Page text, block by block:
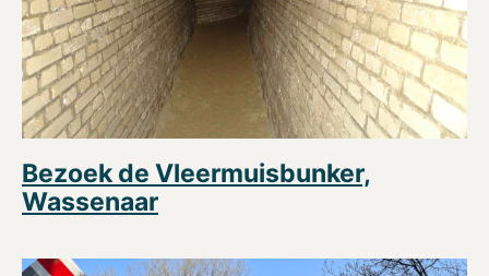
Bezoek de Vleermuisbunker,
Wassenaar